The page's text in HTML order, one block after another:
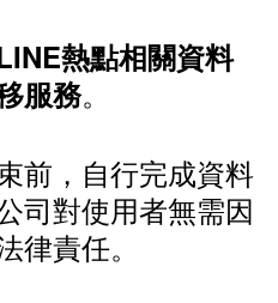
熱點相關資料
服務。
前，自行完成資料
司對使用者無需因
律責任。